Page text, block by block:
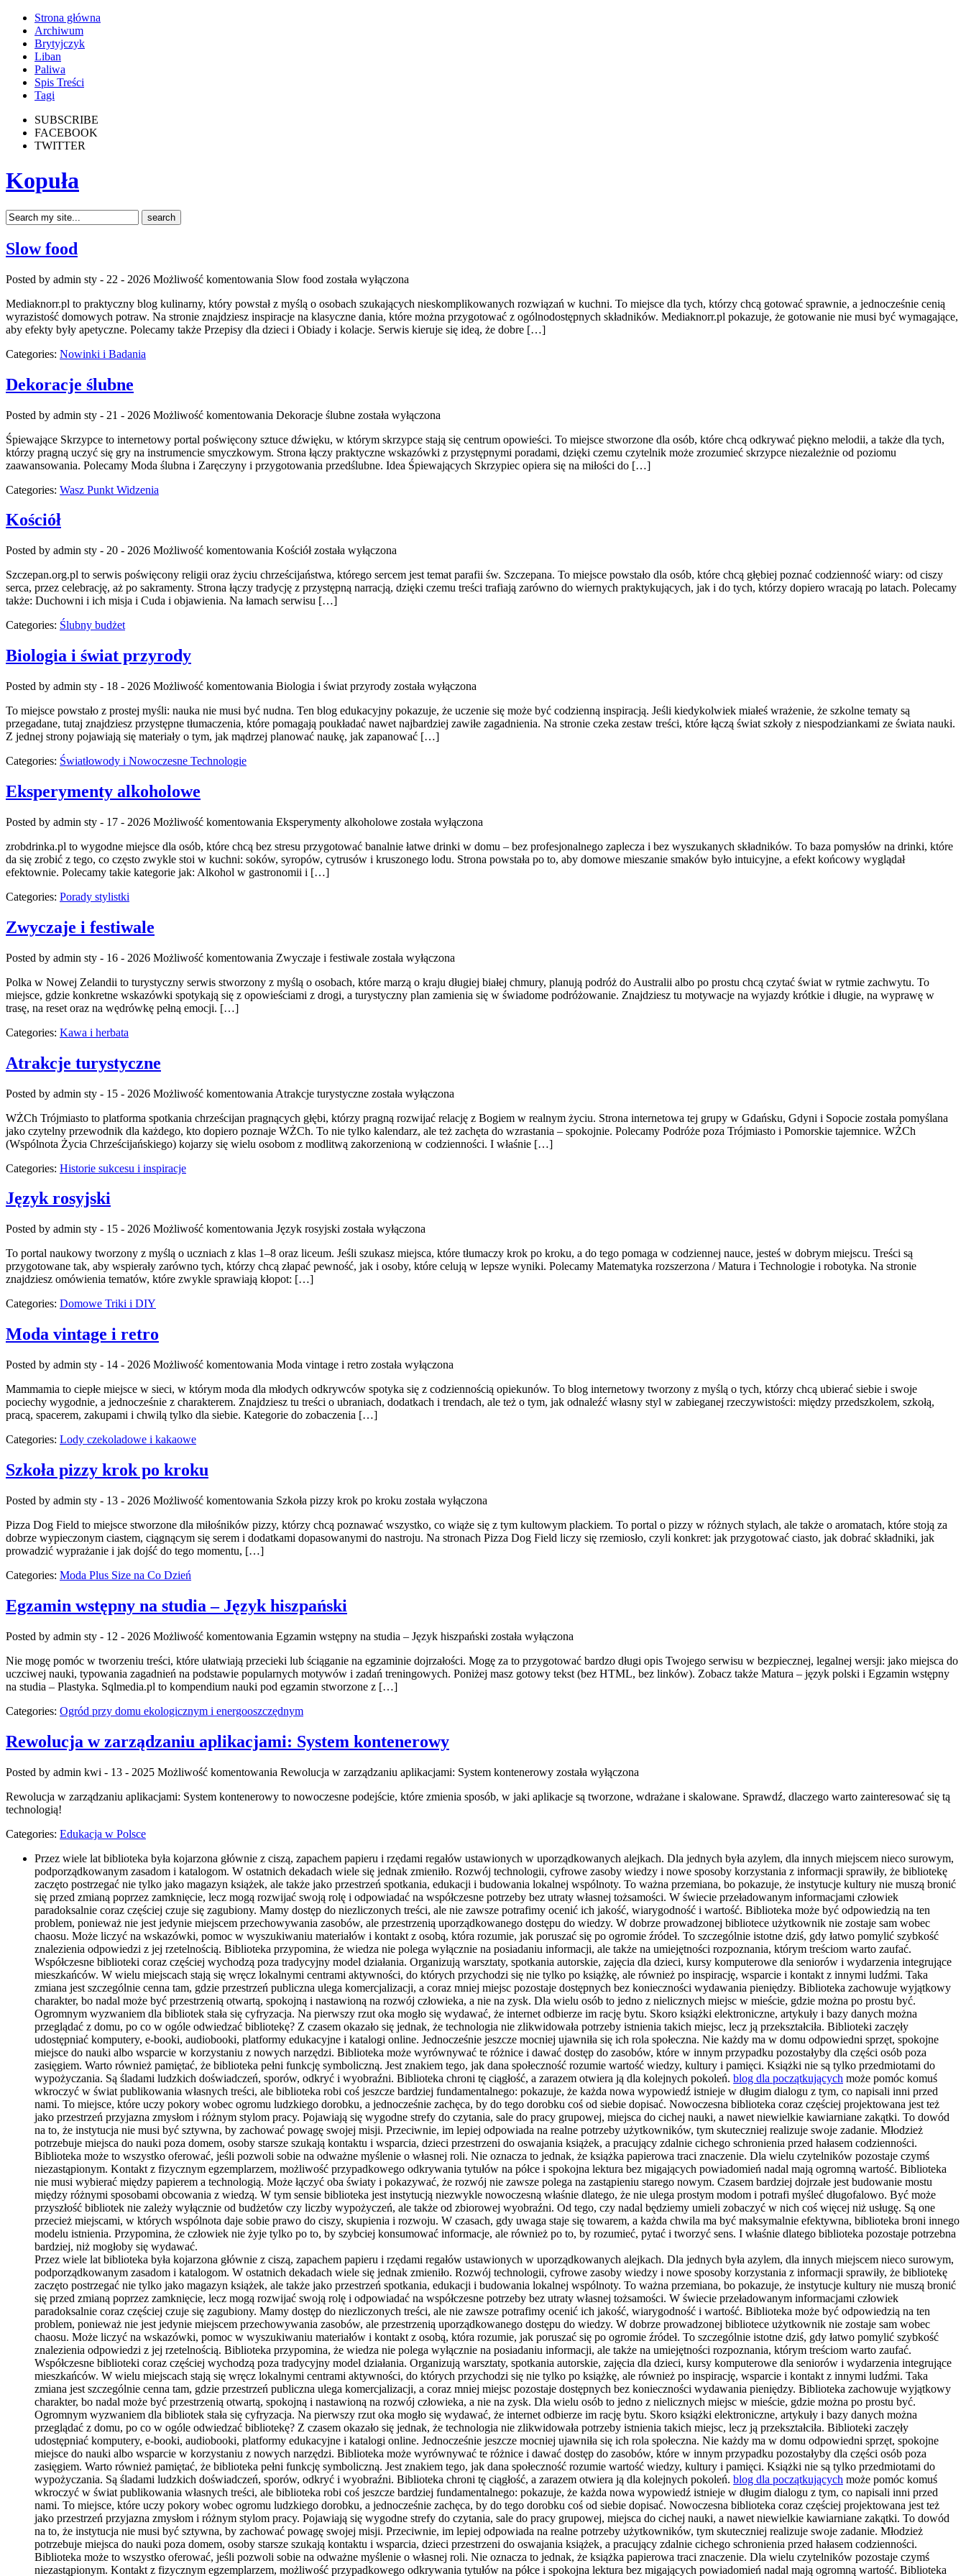
Strona główna
Archiwum
Brytyjczyk
Liban
Paliwa
Spis Treści
Tagi
SUBSCRIBE
FACEBOOK
TWITTER
Kopuła
Slow food
Posted by admin sty - 22 - 2026 Możliwość komentowania Slow food została wyłączona
Mediaknorr.pl to praktyczny blog kulinarny, który powstał z myślą o osobach szukających nieskomplikowanych rozwiązań w kuchni. To miejsce dla tych, którzy chcą gotować sprawnie, a jednocześnie cenią
wyrazistość domowych potraw. Na stronie znajdziesz inspiracje na klasyczne dania, które można przygotować z ogólnodostępnych składników. Mediaknorr.pl pokazuje, że gotowanie nie musi być wymagające,
aby efekty były apetyczne. Polecamy także Przepisy dla dzieci i Obiady i kolacje. Serwis kieruje się ideą, że dobre […]
Categories: Nowinki i Badania
Dekoracje ślubne
Posted by admin sty - 21 - 2026 Możliwość komentowania Dekoracje ślubne została wyłączona
Śpiewające Skrzypce to internetowy portal poświęcony sztuce dźwięku, w którym skrzypce stają się centrum opowieści. To miejsce stworzone dla osób, które chcą odkrywać piękno melodii, a także dla tych,
którzy pragną uczyć się gry na instrumencie smyczkowym. Strona łączy praktyczne wskazówki z przystępnymi poradami, dzięki czemu czytelnik może zrozumieć skrzypce niezależnie od poziomu
zaawansowania. Polecamy Moda ślubna i Zaręczyny i przygotowania przedślubne. Idea Śpiewających Skrzypiec opiera się na miłości do […]
Categories: Wasz Punkt Widzenia
Kościół
Posted by admin sty - 20 - 2026 Możliwość komentowania Kościółzostała wyłączona
Szczepan.org.pl to serwis poświęcony religii oraz życiu chrześcijaństwa, którego sercem jest temat parafii św. Szczepana. To miejsce powstało dla osób, które chcą głębiej poznać codzienność wiary: od ciszy
serca, przez celebrację, aż po sakramenty. Strona łączy tradycję z przystępną narracją, dzięki czemu treści trafiają zarówno do wiernych praktykujących, jak i do tych, którzy dopiero wracają po latach. Polecamy
także: Duchowni i ich misja i Cuda i objawienia. Na łamach serwisu […]
Categories: Ślubny budżet
Biologia i świat przyrody
Posted by admin sty - 18 - 2026 Możliwość komentowania Biologia i świat przyrody została wyłączona
To miejsce powstało z prostej myśli: nauka nie musi być nudna. Ten blog edukacyjny pokazuje, że uczenie się może być codzienną inspiracją. Jeśli kiedykolwiek miałeś wrażenie, że szkolne tematy są
przegadane, tutaj znajdziesz przystępne tłumaczenia, które pomagają poukładać nawet najbardziej zawiłe zagadnienia. Na stronie czeka zestaw treści, które łączą świat szkoły z niespodziankami ze świata nauki.
Z jednej strony pojawiają się materiały o tym, jak mądrzej planować naukę, jak zapanować […]
Categories: Światłowody i Nowoczesne Technologie
Eksperymenty alkoholowe
Posted by admin sty - 17 - 2026 Możliwość komentowania Eksperymenty alkoholowe została wyłączona
zrobdrinka.pl to wygodne miejsce dla osób, które chcą bez stresu przygotować banalnie łatwe drinki w domu – bez profesjonalnego zaplecza i bez wyszukanych składników. To baza pomysłów na drinki, które
da się zrobić z tego, co często zwykle stoi w kuchni: soków, syropów, cytrusów i kruszonego lodu. Strona powstała po to, aby domowe mieszanie smaków było intuicyjne, a efekt końcowy wyglądał
efektownie. Polecamy takie kategorie jak: Alkohol w gastronomii i […]
Categories: Porady stylistki
Zwyczaje i festiwale
Posted by admin sty - 16 - 2026 Możliwość komentowania Zwyczaje i festiwale została wyłączona
Polka w Nowej Zelandii to turystyczny serwis stworzony z myślą o osobach, które marzą o kraju długiej białej chmury, planują podróż do Australii albo po prostu chcą czytać świat w rytmie zachwytu. To
miejsce, gdzie konkretne wskazówki spotykają się z opowieściami z drogi, a turystyczny plan zamienia się w świadome podróżowanie. Znajdziesz tu motywacje na wyjazdy krótkie i długie, na wyprawę w
trasę, na reset oraz na wędrówkę pełną emocji. […]
Categories: Kawa i herbata
Atrakcje turystyczne
Posted by admin sty - 15 - 2026 Możliwość komentowania Atrakcje turystyczne została wyłączona
WŻCh Trójmiasto to platforma spotkania chrześcijan pragnących głębi, którzy pragną rozwijać relację z Bogiem w realnym życiu. Strona internetowa tej grupy w Gdańsku, Gdyni i Sopocie została pomyślana
jako czytelny przewodnik dla każdego, kto dopiero poznaje WŻCh. To nie tylko kalendarz, ale też zachęta do wzrastania – spokojnie. Polecamy Podróże poza Trójmiasto i Pomorskie tajemnice. WŻCh
(Wspólnota Życia Chrześcijańskiego) kojarzy się wielu osobom z modlitwą zakorzenioną w codzienności. I właśnie […]
Categories: Historie sukcesu i inspiracje
Język rosyjski
Posted by admin sty - 15 - 2026 Możliwość komentowania Język rosyjski została wyłączona
To portal naukowy tworzony z myślą o uczniach z klas 1–8 oraz liceum. Jeśli szukasz miejsca, które tłumaczy krok po kroku, a do tego pomaga w codziennej nauce, jesteś w dobrym miejscu. Treści są
przygotowane tak, aby wspierały zarówno tych, którzy chcą złapać pewność, jak i osoby, które celują w lepsze wyniki. Polecamy Matematyka rozszerzona / Matura i Technologie i robotyka. Na stronie
znajdziesz omówienia tematów, które zwykle sprawiają kłopot: […]
Categories: Domowe Triki i DIY
Moda vintage i retro
Posted by admin sty - 14 - 2026 Możliwość komentowania Moda vintage i retro została wyłączona
Mammamia to ciepłe miejsce w sieci, w którym moda dla młodych odkrywców spotyka się z codziennością opiekunów. To blog internetowy tworzony z myślą o tych, którzy chcą ubierać siebie i swoje
pociechy wygodnie, a jednocześnie z charakterem. Znajdziesz tu treści o ubraniach, dodatkach i trendach, ale też o tym, jak odnaleźć własny styl w zabieganej rzeczywistości: między przedszkolem, szkołą,
pracą, spacerem, zakupami i chwilą tylko dla siebie. Kategorie do zobaczenia […]
Categories: Lody czekoladowe i kakaowe
Szkoła pizzy krok po kroku
Posted by admin sty - 13 - 2026 Możliwość komentowania Szkoła pizzy krok po kroku została wyłączona
Pizza Dog Field to miejsce stworzone dla miłośników pizzy, którzy chcą poznawać wszystko, co wiąże się z tym kultowym plackiem. To portal o pizzy w różnych stylach, ale także o aromatach, które stoją za
dobrze wypieczonym ciastem, ciągnącym się serem i dodatkami dopasowanymi do nastroju. Na stronach Pizza Dog Field liczy się rzemiosło, czyli konkret: jak przygotować ciasto, jak dobrać składniki, jak
prowadzić wyprażanie i jak dojść do tego momentu, […]
Categories: Moda Plus Size na Co Dzień
Egzamin wstępny na studia – Język hiszpański
Posted by admin sty - 12 - 2026 Możliwość komentowania Egzamin wstępny na studia – Język hiszpański została wyłączona
Nie mogę pomóc w tworzeniu treści, które ułatwiają przecieki lub ściąganie na egzaminie dojrzałości. Mogę za to przygotować bardzo długi opis Twojego serwisu w bezpiecznej, legalnej wersji: jako miejsca do
uczciwej nauki, typowania zagadnień na podstawie popularnych motywów i zadań treningowych. Poniżej masz gotowy tekst (bez HTML, bez linków). Zobacz także Matura – język polski i Egzamin wstępny
na studia – Plastyka. Sqlmedia.pl to kompendium nauki pod egzamin stworzone z […]
Categories: Ogród przy domu ekologicznym i energooszczędnym
Rewolucja w zarządzaniu aplikacjami: System kontenerowy
Posted by admin kwi - 13 - 2025 Możliwość komentowania Rewolucja w zarządzaniu aplikacjami: System kontenerowy została wyłączona
Rewolucja w zarządzaniu aplikacjami: System kontenerowy to nowoczesne podejście, które zmienia sposób, w jaki aplikacje są tworzone, wdrażane i skalowane. Sprawdź, dlaczego warto zainteresować się tą
technologią!
Categories: Edukacja w Polsce
Przez wiele lat biblioteka była kojarzona głównie z ciszą, zapachem papieru i rzędami regałów ustawionych w uporządkowanych alejkach. Dla jednych była azylem, dla innych miejscem nieco surowym,
podporządkowanym zasadom i katalogom. W ostatnich dekadach wiele się jednak zmieniło. Rozwój technologii, cyfrowe zasoby wiedzy i nowe sposoby korzystania z informacji sprawiły, że bibliotekę
zaczęto postrzegać nie tylko jako magazyn książek, ale także jako przestrzeń spotkania, edukacji i budowania lokalnej wspólnoty. To ważna przemiana, bo pokazuje, że instytucje kultury nie muszą bronić
się przed zmianą poprzez zamknięcie, lecz mogą rozwijać swoją rolę i odpowiadać na współczesne potrzeby bez utraty własnej tożsamości. W świecie przeładowanym informacjami człowiek
paradoksalnie coraz częściej czuje się zagubiony. Mamy dostęp do niezliczonych treści, ale nie zawsze potrafimy ocenić ich jakość, wiarygodność i wartość. Biblioteka może być odpowiedzią na ten
problem, ponieważ nie jest jedynie miejscem przechowywania zasobów, ale przestrzenią uporządkowanego dostępu do wiedzy. W dobrze prowadzonej bibliotece użytkownik nie zostaje sam wobec
chaosu. Może liczyć na wskazówki, pomoc w wyszukiwaniu materiałów i kontakt z osobą, która rozumie, jak poruszać się po ogromie źródeł. To szczególnie istotne dziś, gdy łatwo pomylić szybkość
znalezienia odpowiedzi z jej rzetelnością. Biblioteka przypomina, że wiedza nie polega wyłącznie na posiadaniu informacji, ale także na umiejętności rozpoznania, którym treściom warto zaufać.
Współczesne biblioteki coraz częściej wychodzą poza tradycyjny model działania. Organizują warsztaty, spotkania autorskie, zajęcia dla dzieci, kursy komputerowe dla seniorów i wydarzenia integrujące
mieszkańców. W wielu miejscach stają się wręcz lokalnymi centrami aktywności, do których przychodzi się nie tylko po książkę, ale również po inspirację, wsparcie i kontakt z innymi ludźmi. Taka
zmiana jest szczególnie cenna tam, gdzie przestrzeń publiczna ulega komercjalizacji, a coraz mniej miejsc pozostaje dostępnych bez konieczności wydawania pieniędzy. Biblioteka zachowuje wyjątkowy
charakter, bo nadal może być przestrzenią otwartą, spokojną i nastawioną na rozwój człowieka, a nie na zysk. Dla wielu osób to jedno z nielicznych miejsc w mieście, gdzie można po prostu być.
Ogromnym wyzwaniem dla bibliotek stała się cyfryzacja. Na pierwszy rzut oka mogło się wydawać, że internet odbierze im rację bytu. Skoro książki elektroniczne, artykuły i bazy danych można
przeglądać z domu, po co w ogóle odwiedzać bibliotekę? Z czasem okazało się jednak, że technologia nie zlikwidowała potrzeby istnienia takich miejsc, lecz ją przekształciła. Biblioteki zaczęły
udostępniać komputery, e-booki, audiobooki, platformy edukacyjne i katalogi online. Jednocześnie jeszcze mocniej ujawniła się ich rola społeczna. Nie każdy ma w domu odpowiedni sprzęt, spokojne
miejsce do nauki albo wsparcie w korzystaniu z nowych narzędzi. Biblioteka może wyrównywać te różnice i dawać dostęp do zasobów, które w innym przypadku pozostałyby dla części osób poza
zasięgiem. Warto również pamiętać, że biblioteka pełni funkcję symboliczną. Jest znakiem tego, jak dana społeczność rozumie wartość wiedzy, kultury i pamięci. Książki nie są tylko przedmiotami do
wypożyczania. Są śladami ludzkich doświadczeń, sporów, odkryć i wyobraźni. Biblioteka chroni tę ciągłość, a zarazem otwiera ją dla kolejnych pokoleń. blog dla początkujących może pomóc komuś
wkroczyć w świat publikowania własnych treści, ale biblioteka robi coś jeszcze bardziej fundamentalnego: pokazuje, że każda nowa wypowiedź istnieje w długim dialogu z tym, co napisali inni przed
nami. To miejsce, które uczy pokory wobec ogromu ludzkiego dorobku, a jednocześnie zachęca, by do tego dorobku coś od siebie dopisać. Nowoczesna biblioteka coraz częściej projektowana jest też
jako przestrzeń przyjazna zmysłom i różnym stylom pracy. Pojawiają się wygodne strefy do czytania, sale do pracy grupowej, miejsca do cichej nauki, a nawet niewielkie kawiarniane zakątki. To dowód
na to, że instytucja nie musi być sztywna, by zachować powagę swojej misji. Przeciwnie, im lepiej odpowiada na realne potrzeby użytkowników, tym skuteczniej realizuje swoje zadanie. Młodzież
potrzebuje miejsca do nauki poza domem, osoby starsze szukają kontaktu i wsparcia, dzieci przestrzeni do oswajania książek, a pracujący zdalnie cichego schronienia przed hałasem codzienności.
Biblioteka może to wszystko oferować, jeśli pozwoli sobie na odważne myślenie o własnej roli. Nie oznacza to jednak, że książka papierowa traci znaczenie. Dla wielu czytelników pozostaje czymś
niezastąpionym. Kontakt z fizycznym egzemplarzem, możliwość przypadkowego odkrywania tytułów na półce i spokojna lektura bez migających powiadomień nadal mają ogromną wartość. Biblioteka
nie musi wybierać między papierem a technologią. Może łączyć oba światy i pokazywać, że rozwój nie zawsze polega na zastąpieniu starego nowym. Czasem bardziej dojrzałe jest budowanie mostu
między różnymi sposobami obcowania z wiedzą. W tym sensie biblioteka jest instytucją niezwykle nowoczesną właśnie dlatego, że nie ulega prostym modom i potrafi myśleć długofalowo. Być może
przyszłość bibliotek nie zależy wyłącznie od budżetów czy liczby wypożyczeń, ale także od zbiorowej wyobraźni. Od tego, czy nadal będziemy umieli zobaczyć w nich coś więcej niż usługę. Są one
przecież miejscami, w których wspólnota daje sobie prawo do ciszy, skupienia i rozwoju. W czasach, gdy uwaga staje się towarem, a każda chwila ma być maksymalnie efektywna, biblioteka broni innego
modelu istnienia. Przypomina, że człowiek nie żyje tylko po to, by szybciej konsumować informacje, ale również po to, by rozumieć, pytać i tworzyć sens. I właśnie dlatego biblioteka pozostaje potrzebna
bardziej, niż mogłoby się wydawać.
Przez wiele lat biblioteka była kojarzona głównie z ciszą, zapachem papieru i rzędami regałów ustawionych w uporządkowanych alejkach. Dla jednych była azylem, dla innych miejscem nieco surowym,
podporządkowanym zasadom i katalogom. W ostatnich dekadach wiele się jednak zmieniło. Rozwój technologii, cyfrowe zasoby wiedzy i nowe sposoby korzystania z informacji sprawiły, że bibliotekę
zaczęto postrzegać nie tylko jako magazyn książek, ale także jako przestrzeń spotkania, edukacji i budowania lokalnej wspólnoty. To ważna przemiana, bo pokazuje, że instytucje kultury nie muszą bronić
się przed zmianą poprzez zamknięcie, lecz mogą rozwijać swoją rolę i odpowiadać na współczesne potrzeby bez utraty własnej tożsamości. W świecie przeładowanym informacjami człowiek
paradoksalnie coraz częściej czuje się zagubiony. Mamy dostęp do niezliczonych treści, ale nie zawsze potrafimy ocenić ich jakość, wiarygodność i wartość. Biblioteka może być odpowiedzią na ten
problem, ponieważ nie jest jedynie miejscem przechowywania zasobów, ale przestrzenią uporządkowanego dostępu do wiedzy. W dobrze prowadzonej bibliotece użytkownik nie zostaje sam wobec
chaosu. Może liczyć na wskazówki, pomoc w wyszukiwaniu materiałów i kontakt z osobą, która rozumie, jak poruszać się po ogromie źródeł. To szczególnie istotne dziś, gdy łatwo pomylić szybkość
znalezienia odpowiedzi z jej rzetelnością. Biblioteka przypomina, że wiedza nie polega wyłącznie na posiadaniu informacji, ale także na umiejętności rozpoznania, którym treściom warto zaufać.
Współczesne biblioteki coraz częściej wychodzą poza tradycyjny model działania. Organizują warsztaty, spotkania autorskie, zajęcia dla dzieci, kursy komputerowe dla seniorów i wydarzenia integrujące
mieszkańców. W wielu miejscach stają się wręcz lokalnymi centrami aktywności, do których przychodzi się nie tylko po książkę, ale również po inspirację, wsparcie i kontakt z innymi ludźmi. Taka
zmiana jest szczególnie cenna tam, gdzie przestrzeń publiczna ulega komercjalizacji, a coraz mniej miejsc pozostaje dostępnych bez konieczności wydawania pieniędzy. Biblioteka zachowuje wyjątkowy
charakter, bo nadal może być przestrzenią otwartą, spokojną i nastawioną na rozwój człowieka, a nie na zysk. Dla wielu osób to jedno z nielicznych miejsc w mieście, gdzie można po prostu być.
Ogromnym wyzwaniem dla bibliotek stała się cyfryzacja. Na pierwszy rzut oka mogło się wydawać, że internet odbierze im rację bytu. Skoro książki elektroniczne, artykuły i bazy danych można
przeglądać z domu, po co w ogóle odwiedzać bibliotekę? Z czasem okazało się jednak, że technologia nie zlikwidowała potrzeby istnienia takich miejsc, lecz ją przekształciła. Biblioteki zaczęły
udostępniać komputery, e-booki, audiobooki, platformy edukacyjne i katalogi online. Jednocześnie jeszcze mocniej ujawniła się ich rola społeczna. Nie każdy ma w domu odpowiedni sprzęt, spokojne
miejsce do nauki albo wsparcie w korzystaniu z nowych narzędzi. Biblioteka może wyrównywać te różnice i dawać dostęp do zasobów, które w innym przypadku pozostałyby dla części osób poza
zasięgiem. Warto również pamiętać, że biblioteka pełni funkcję symboliczną. Jest znakiem tego, jak dana społeczność rozumie wartość wiedzy, kultury i pamięci. Książki nie są tylko przedmiotami do
wypożyczania. Są śladami ludzkich doświadczeń, sporów, odkryć i wyobraźni. Biblioteka chroni tę ciągłość, a zarazem otwiera ją dla kolejnych pokoleń. blog dla początkujących może pomóc komuś
wkroczyć w świat publikowania własnych treści, ale biblioteka robi coś jeszcze bardziej fundamentalnego: pokazuje, że każda nowa wypowiedź istnieje w długim dialogu z tym, co napisali inni przed
nami. To miejsce, które uczy pokory wobec ogromu ludzkiego dorobku, a jednocześnie zachęca, by do tego dorobku coś od siebie dopisać. Nowoczesna biblioteka coraz częściej projektowana jest też
jako przestrzeń przyjazna zmysłom i różnym stylom pracy. Pojawiają się wygodne strefy do czytania, sale do pracy grupowej, miejsca do cichej nauki, a nawet niewielkie kawiarniane zakątki. To dowód
na to, że instytucja nie musi być sztywna, by zachować powagę swojej misji. Przeciwnie, im lepiej odpowiada na realne potrzeby użytkowników, tym skuteczniej realizuje swoje zadanie. Młodzież
potrzebuje miejsca do nauki poza domem, osoby starsze szukają kontaktu i wsparcia, dzieci przestrzeni do oswajania książek, a pracujący zdalnie cichego schronienia przed hałasem codzienności.
Biblioteka może to wszystko oferować, jeśli pozwoli sobie na odważne myślenie o własnej roli. Nie oznacza to jednak, że książka papierowa traci znaczenie. Dla wielu czytelników pozostaje czymś
niezastąpionym. Kontakt z fizycznym egzemplarzem, możliwość przypadkowego odkrywania tytułów na półce i spokojna lektura bez migających powiadomień nadal mają ogromną wartość. Biblioteka